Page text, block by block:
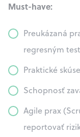
Must-have:
Preukázaná
regresným
Praktické
Schopnosť
Agile prax
reportovať